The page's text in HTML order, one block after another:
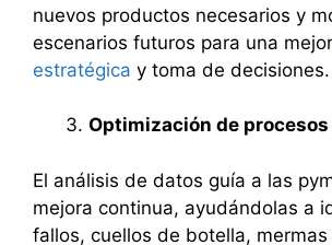
nuevos productos necesarios y
escenarios futuros para una mejor
estratégica y toma de decisiones.
Optimización de
El análisis de datos guía a las
mejora continua, ayudándolas a
fallos, cuellos de botella, mermas